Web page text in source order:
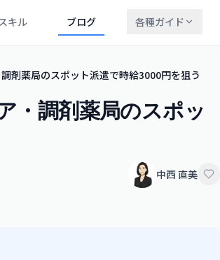
キル ブログ 各種ガイド
剤薬局のスポット派遣で時給3000円を狙う
・調剤薬局のスポッ
中西 直美